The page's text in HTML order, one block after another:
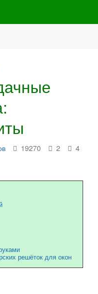
19270 2 4
решёток для окон